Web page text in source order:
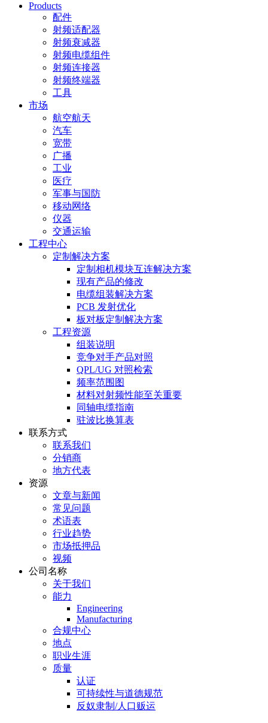
Products
配件
射频适配器
射频衰减器
射频电缆组件
射频连接器
射频终端器
工具
市场
航空航天
汽车
宽带
广播
工业
医疗
军事与国防
移动网络
仪器
交通运输
工程中心
定制解决方案
定制相机模块互连解决方案
现有产品的修改
电缆组装解决方案
PCB 发射优化
板对板定制解决方案
工程资源
组装说明
竞争对手产品对照
QPL/UG 对照检索
频率范围图
材料对射频性能至关重要
同轴电缆指南
驻波比换算表
联系方式
联系我们
分销商
地方代表
资源
文章与新闻
常见问题
术语表
行业趋势
市场抵押品
视频
公司名称
关于我们
能力
Engineering
Manufacturing
合规中心
地点
职业生涯
质量
认证
可持续性与道德规范
反奴隶制/人口贩运